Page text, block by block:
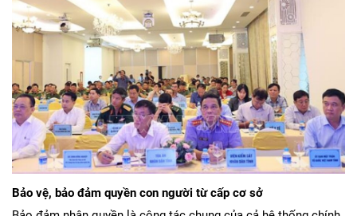
vừa đẩy nhanh tiến trình hội nhập quốc tế, vừa nâng cao uy tín,
vị thế của Việt Nam, là nhân tố quan trọng trong kỷ nguyên
vươn mình của dân tộc.
Bảo vệ, bảo đảm quyền con người từ cấp cơ sở